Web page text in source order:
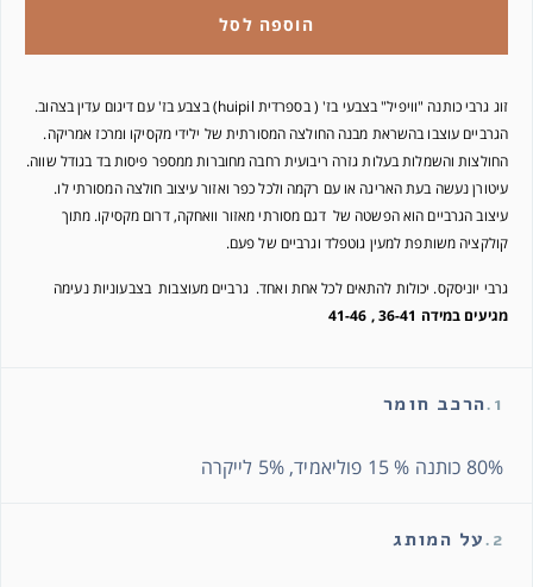
הוספה לסל
זוג גרבי כותנה "וויפיל" בצבעי בז' ( בספרדית huipil) בצבע בז' עם דיגום עדין בצהוב.
הגרביים עוצבו בהשראת מבנה החולצה המסורתית של ילידי מקסיקו ומרכז אמריקה.
החולצות והשמלות בעלות גזרה ריבועית רחבה מחוברות ממספר פיסות בד בגודל שווה.
עיטורן נעשה בעת האריגה או עם רקמה ולכל כפר ואזור עיצוב חולצה המסורתי לו.
עיצוב הגרביים הוא הפשטה של דגם מסורתי מאזור וואחקה, דרום מקסיקו. מתוך
קולקציה משותפת למעין גוטפלד וגרביים של פעם.
גרבי יוניסקס. יכולות להתאים לכל אחת ואחד. גרביים מעוצבות בצבעוניות נעימה
מגיעים במידה 36-41 , 41-46
1. הרכב חומר
80% כותנה % 15 פוליאמיד, 5% לייקרה
2. על המותג